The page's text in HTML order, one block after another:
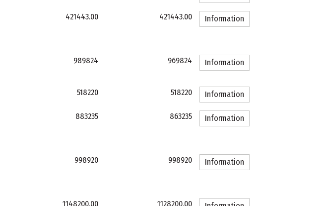
421443.00 421443.00 Information
989824 969824 Information
518220 518220 Information
883235 863235 Information
998920 998920 Information
1148200.00 1128200.00